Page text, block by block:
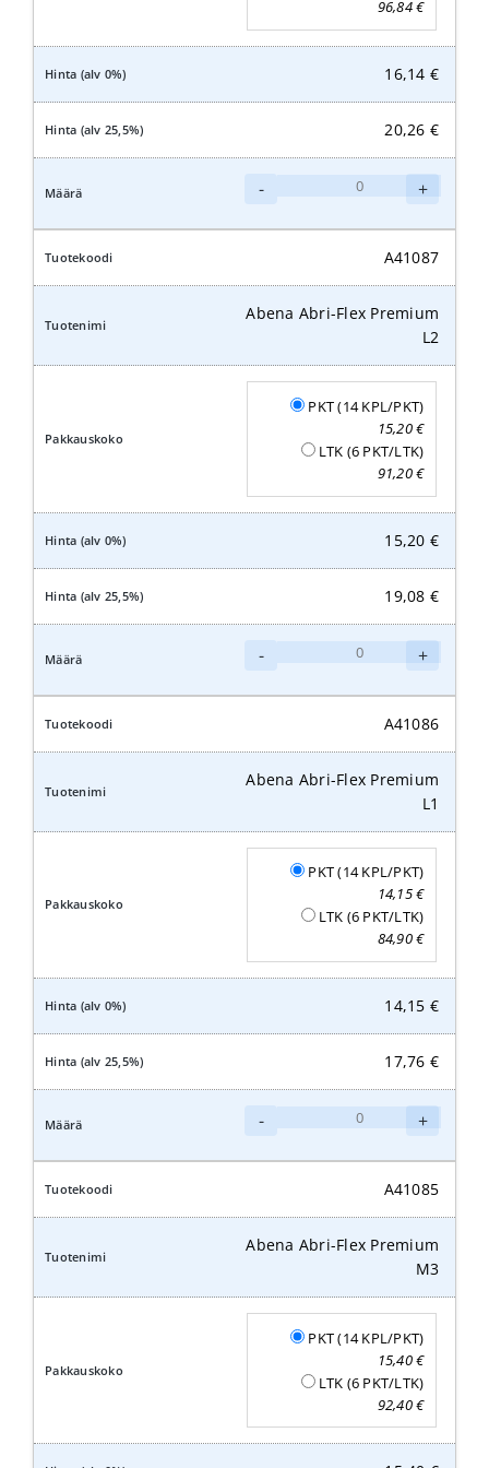
96,84€
16,14 €
20,26 €
-
Flex
L3
määrä
+
A41087
Abena Abri-Flex Premium
L2
PKT (14 KPL/PKT)
15,20€
LTK (6 PKT/LTK)
91,20€
15,20 €
19,08 €
-
Flex
määrä
+
A41086
Abena Abri-Flex Premium
L1
PKT (14 KPL/PKT)
14,15€
LTK (6 PKT/LTK)
84,90€
14,15 €
17,76 €
-
Flex
L1
määrä
+
A41085
Abena Abri-Flex Premium
M3
PKT (14 KPL/PKT)
15,40€
LTK (6 PKT/LTK)
92,40€